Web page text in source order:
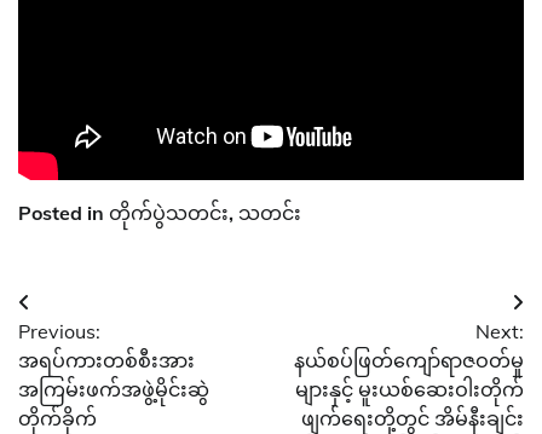
Posted in တိုက်ပွဲသတင်း, သတင်း
Post
navigation
Previous:
အရပ်ကားတစ်စီးအား
အကြမ်းဖက်အဖွဲ့မိုင်းဆွဲ
တိုက်ခိုက်
Next:
နယ်စပ်ဖြတ်ကျော်ရာဇဝတ်မှု
များနှင့် မူးယစ်ဆေးဝါးတိုက်
ဖျက်ရေးတို့တွင် အိမ်နီးချင်း